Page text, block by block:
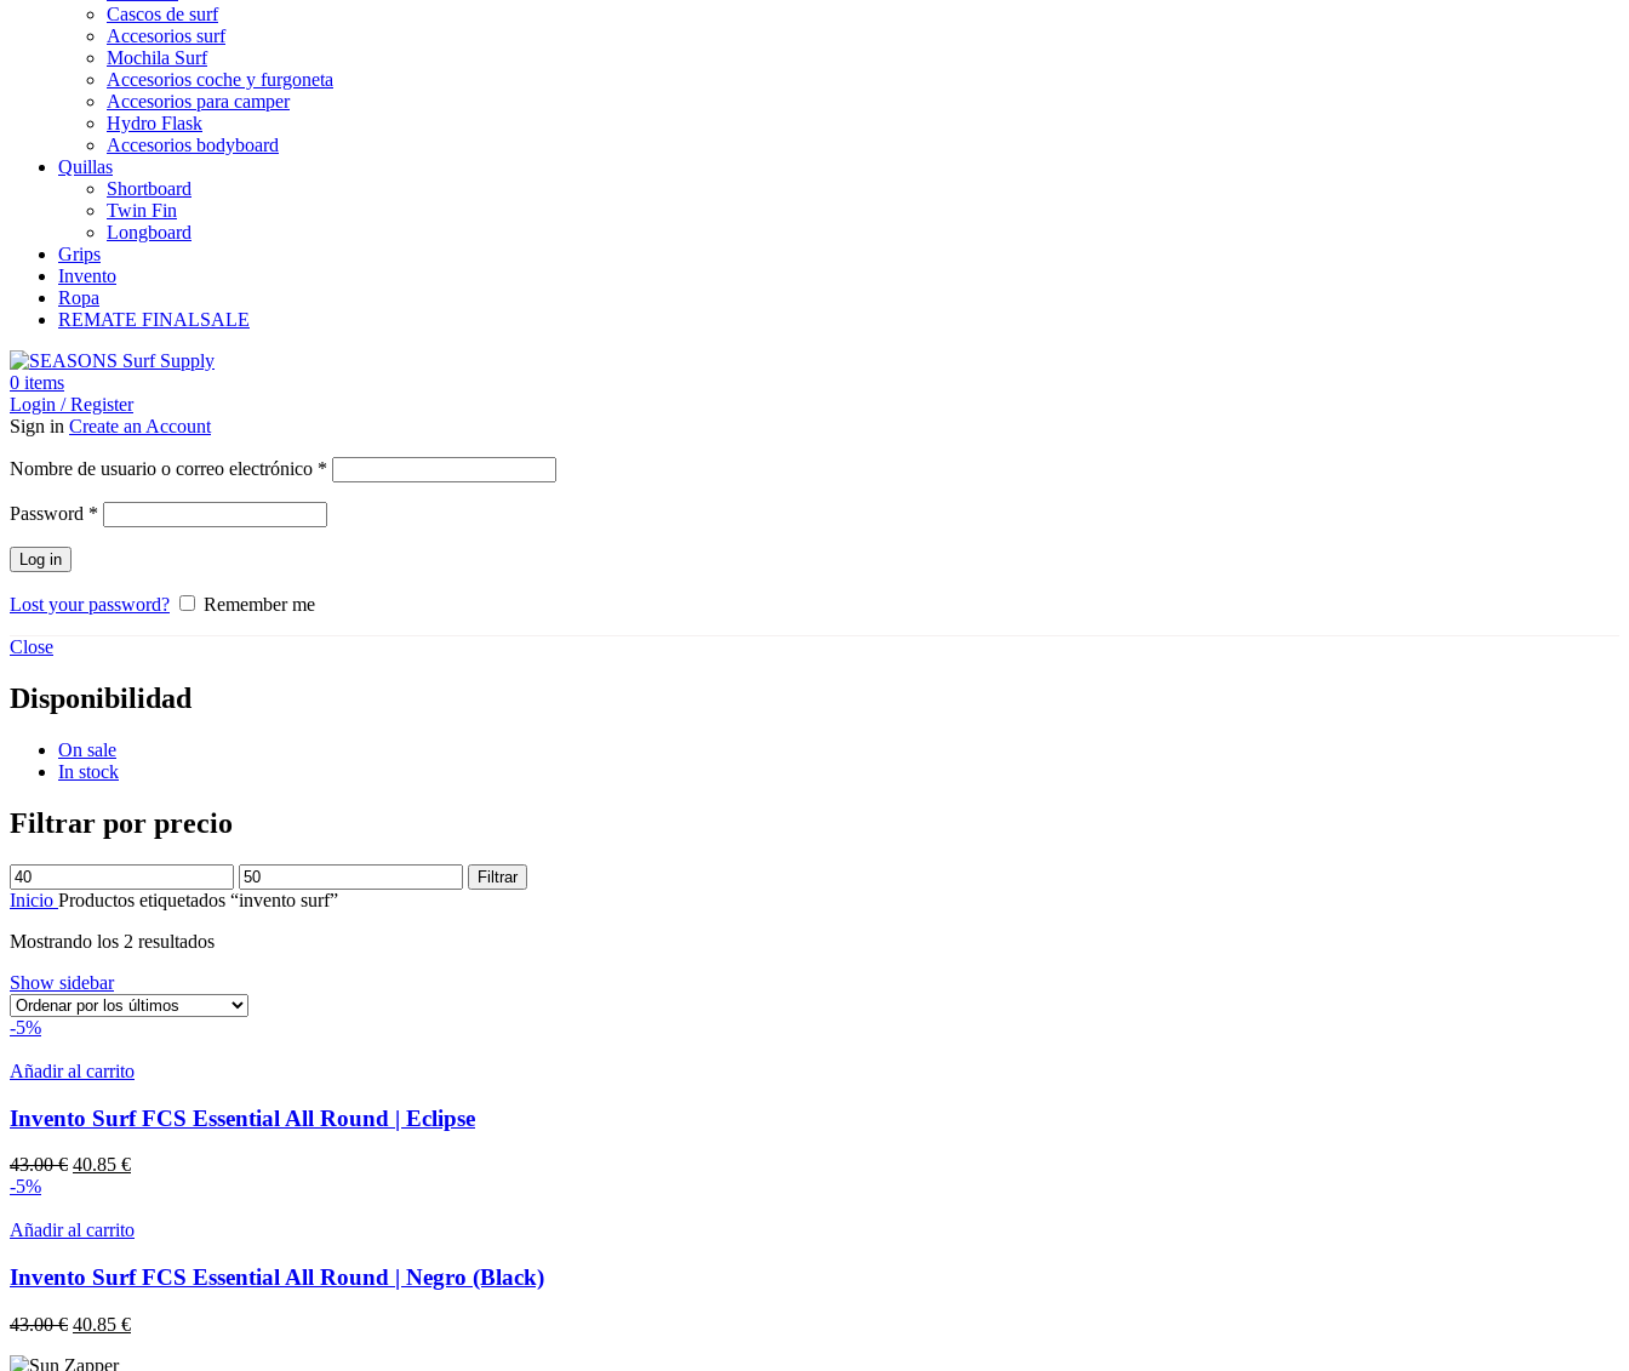
Cascos de surf
Accesorios surf
Mochila Surf
Accesorios coche y furgoneta
Accesorios para camper
Hydro Flask
Accesorios bodyboard
Quillas
Shortboard
Twin Fin
Longboard
Grips
Invento
Ropa
REMATE FINALSALE
0 items
Login / Register
Sign in Create an Account
Nombre de usuario o correo electrónico *
Password *
Log in
Lost your password? Remember me
Close
Disponibilidad
On sale
In stock
Filtrar por precio
Precio
mínimo
Precio
máximo
Filtrar
Inicio Productos etiquetados “invento surf”
Mostrando los 2 resultadosOrdenado
últimos
Show sidebar
-5%
Añadir al carrito
Invento Surf FCS Essential All Round | Eclipse
43.00€ El
era:
40.85 €El
es:
-5%
Añadir al carrito
Invento Surf FCS Essential All Round | Negro (Black)
43.00€ El
original
40.85 €El